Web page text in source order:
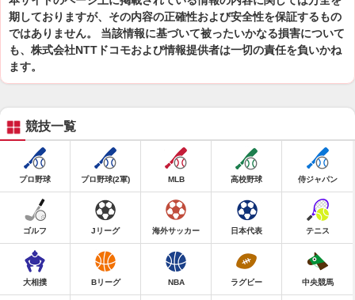
期しておりますが、その内容の正確性および安全性を保証するもの
ではありません。 当該情報に基づいて被ったいかなる損害について
も、株式会社NTTドコモおよび情報提供者は一切の責任を負いかね
ます。
競技一覧
プロ野球 プロ野球(2軍) MLB 高校野球 侍ジャパン
ゴルフ Jリーグ 海外サッカー 日本代表 テニス
大相撲 Bリーグ NBA ラグビー 中央競馬